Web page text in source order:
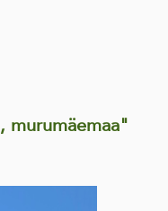
murumäemaa"